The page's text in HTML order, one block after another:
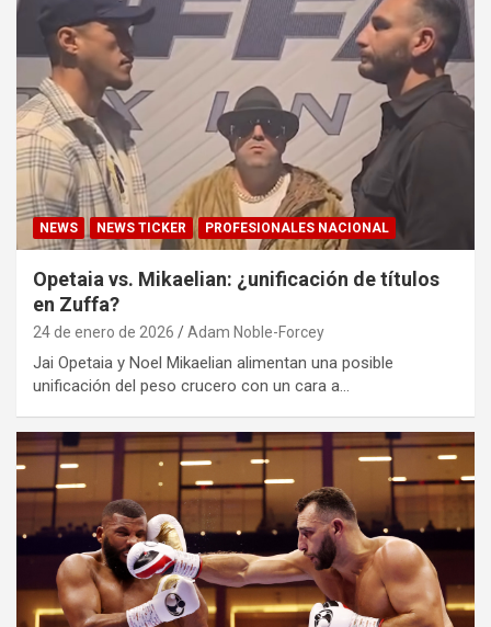
NEWS NEWS TICKER PROFESIONALES NACIONAL
Opetaia vs. Mikaelian: ¿unificación de títulos
en Zuffa?
24 de enero de 2026 Adam Noble-Forcey
Jai Opetaia y Noel Mikaelian alimentan una posible
unificación del peso crucero con un cara a…